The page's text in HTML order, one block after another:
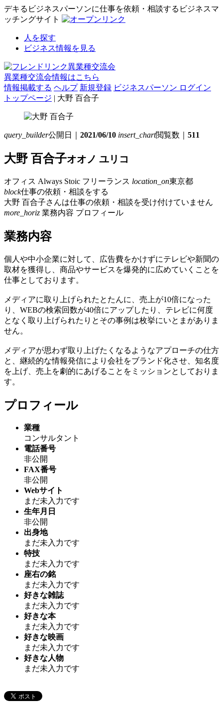
デキるビジネスパーソンに仕事を依頼・相談するビジネスマ
ッチングサイト
人を探す
ビジネス情報を見る
異業種交流会情報はこちら
情報掲載する ヘルプ 新規登録 ビジネスパーソン ログイン
トップページ | 大野 百合子
query_builder公開日｜ 2021/06/10 insert_chart閲覧数｜ 511
大野 百合子オオノ ユリコ
オフィス Always Stoic フリーランス location_on東京都
block仕事の依頼・相談をする
大野 百合子さんは仕事の依頼・相談を受け付けていません
more_horiz 業務内容 プロフィール
業務内容
個人や中小企業に対して、広告費をかけずにテレビや新聞の
取材を獲得し、商品やサービスを爆発的に広めていくことを
仕事としております。
メディアに取り上げられたとたんに、売上が10倍になった
り、WEBの検索回数が40倍にアップしたり、テレビに何度
となく取り上げられたりとその事例は枚挙にいとまがありま
せん。
メディアが思わず取り上げたくなるようなアプローチの仕方
と、継続的な情報発信により会社をブランド化させ、知名度
を上げ、売上を劇的にあげることをミッションとしておりま
す。
プロフィール
業種
コンサルタント
電話番号
非公開
FAX番号
非公開
Webサイト
まだ未入力です
生年月日
非公開
出身地
まだ未入力です
特技
まだ未入力です
座右の銘
まだ未入力です
好きな雑誌
まだ未入力です
好きな本
まだ未入力です
好きな映画
まだ未入力です
好きな人物
まだ未入力です